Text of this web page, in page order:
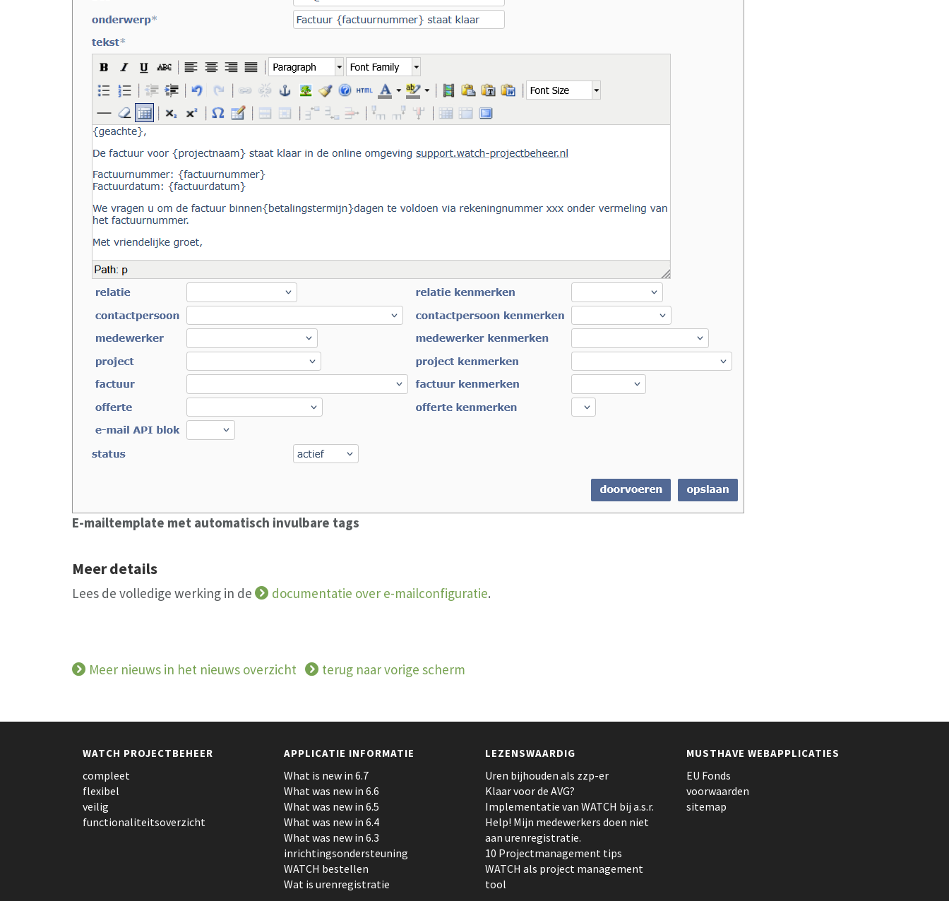
E-mailtemplate met automatisch invulbare tags
Meer details
Lees de volledige werking in de documentatie over e-mailconfiguratie.
Meer nieuws in het nieuws overzicht terug naar vorige scherm
WATCH PROJECTBEHEER
compleet
flexibel
veilig
functionaliteitsoverzicht
APPLICATIE INFORMATIE
What is new in 6.7
What was new in 6.6
What was new in 6.5
What was new in 6.4
What was new in 6.3
inrichtingsondersteuning
WATCH bestellen
Wat is urenregistratie
LEZENSWAARDIG
Uren bijhouden als zzp-er
Klaar voor de AVG?
Implementatie van WATCH bij a.s.r.
Help! Mijn medewerkers doen niet
aan urenregistratie.
10 Projectmanagement tips
WATCH als project management
tool
MUSTHAVE WEBAPPLICATIES
EU Fonds
voorwaarden
sitemap